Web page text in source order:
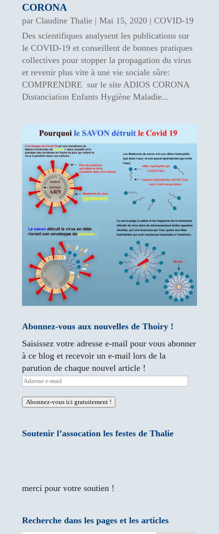
CORONA
par Claudine Thalie| Mai 15, 2020| COVID-19
Des scientifiques analysent les publications sur
le COVID-19 et conseillent de bonnes pratiques
collectives pour stopper la propagation du virus
et revenir plus vite à une vie sociale sûre:
COMPRENDRE sur le site ADIOS CORONA
Distanciation Enfants Hygiène Maladie...
Abonnez-vous aux nouvelles de Thoiry !
Saisissez votre adresse e-mail pour vous abonner
à ce blog et recevoir un e-mail lors de la
parution de chaque nouvel article !
Adresse
mail
Abonnez-vous ici gratuitement !
Soutenir l’assocation les festes de Thalie
merci pour votre soutien !
Recherche dans les pages et les articles